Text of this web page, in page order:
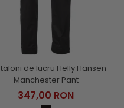
de lucru Helly Hansen
Manchester Pant
347,00 RON